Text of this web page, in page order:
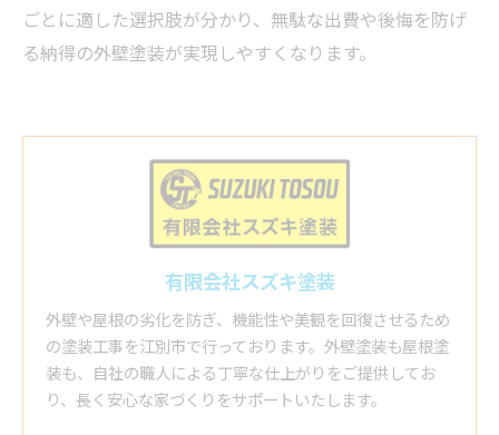
ごとに適した選択肢が分かり、無駄な出費や後悔を防げ
る納得の外壁塗装が実現しやすくなります。
有限会社スズキ塗装
外壁や屋根の劣化を防ぎ、機能性や美観を回復させるため
の塗装工事を江別市で行っております。外壁塗装も屋根塗
装も、自社の職人による丁寧な仕上がりをご提供してお
り、長く安心な家づくりをサポートいたします。